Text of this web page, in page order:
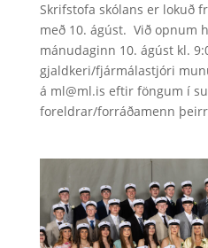
Skrifstofa skólans er lokuð
með 10. ágúst. Við opnum
mánudaginn 10. ágúst kl.
gjaldkeri/fjármálastjóri
á ml@ml.is eftir föngum í
foreldrar/forráðamenn